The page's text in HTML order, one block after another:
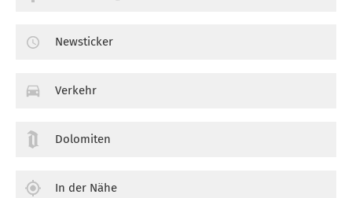
Newsticker
Verkehr
Dolomiten
In der Nähe